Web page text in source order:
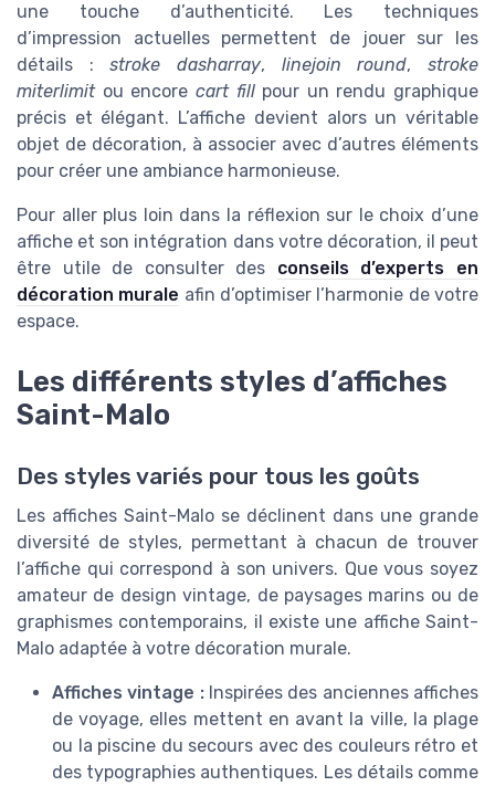
une touche d’authenticité. Les techniques
d’impression actuelles permettent de jouer sur les
détails :stroke dasharray, linejoin round,stroke
miterlimitou encore cart fillpour un rendu graphique
précis et élégant. L’affiche devient alors un véritable
objet de décoration, à associer avec d’autres éléments
pour créer une ambiance harmonieuse.
Pour aller plus loin dans la réflexion sur le choix d’une
affiche et son intégration dans votre décoration, il peut
être utile de consulter des conseils d’experts en
décoration murale afin d’optimiser l’harmonie de votre
espace.
Les différents styles d’affiches
Saint-Malo
Des styles variés pour tous les goûts
Les affiches Saint-Malo se déclinent dans une grande
diversité de styles, permettant à chacun de trouver
l’affiche qui correspond à son univers. Que vous soyez
amateur de design vintage, de paysages marins ou de
graphismes contemporains, il existe une affiche Saint-
Malo adaptée à votre décoration murale.
Affiches vintage :Inspirées des anciennes affiches
de voyage, elles mettent en avant la ville, la plage
ou la piscine du secours avec des couleurs rétro et
des typographies authentiques. Les détails comme